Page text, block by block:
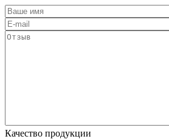
Качество продукции